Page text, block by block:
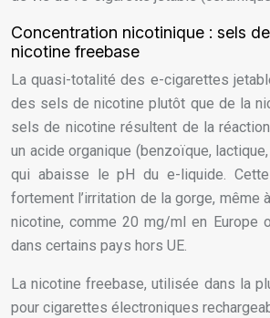
Concentration nicotinique : sels
nicotine freebase
La quasi-totalité des e-cigarettes
des sels de nicotine plutôt que de la
sels de nicotine résultent de la
un acide organique (benzoïque,
qui abaisse le pH du e-liquide.
fortement l’irritation de la gorge, même
nicotine, comme 20 mg/ml en Europe
dans certains pays hors UE.
La nicotine freebase, utilisée dans la
pour cigarettes électroniques